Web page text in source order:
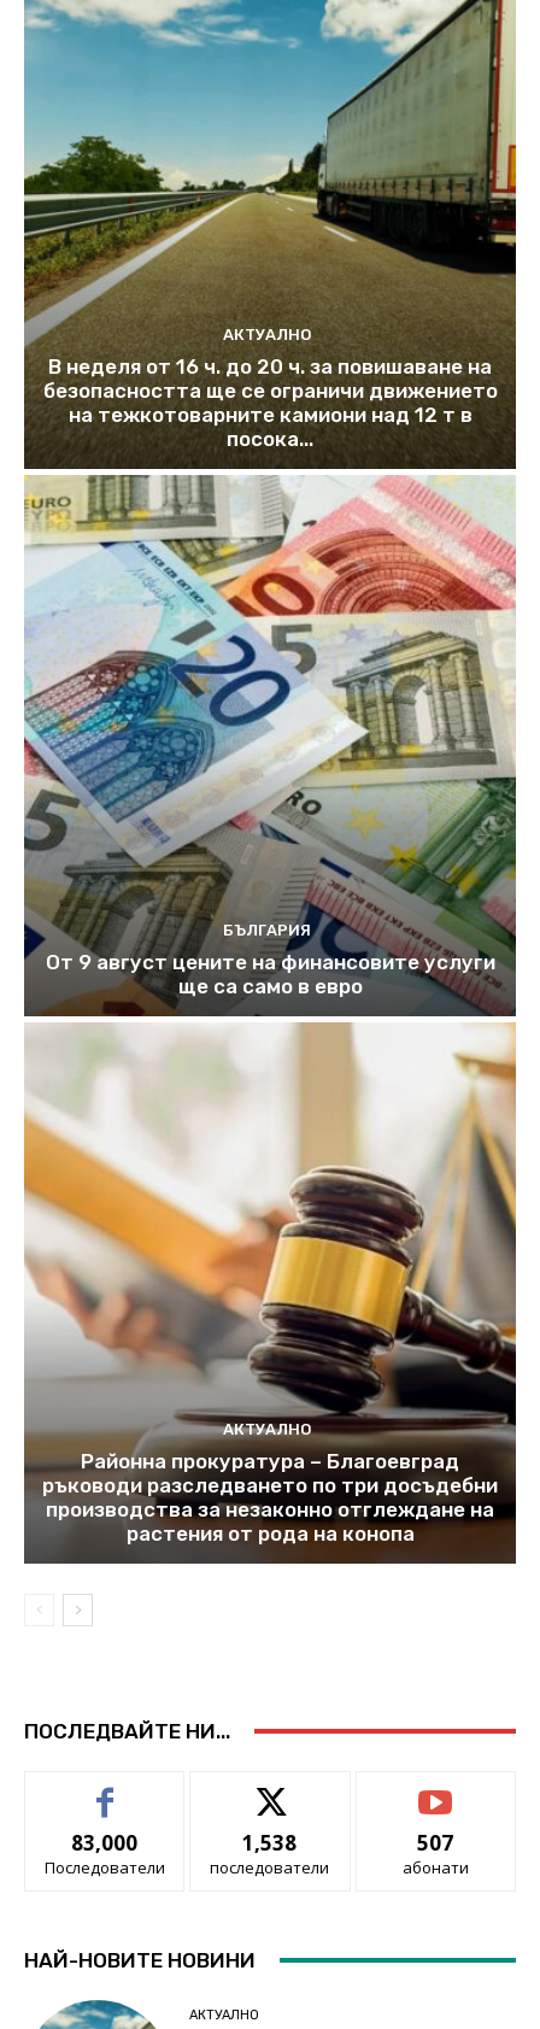
АКТУАЛНО
В неделя от 16 ч. до 20 ч. за повишаване на
безопасността ще се ограничи движението
на тежкотоварните камиони над 12 т в
посока...
БЪЛГАРИЯ
От 9 август цените на финансовите услуги
ще са само в евро
АКТУАЛНО
Районна прокуратура – Благоевград
ръководи разследването по три досъдебни
производства за незаконно отглеждане на
растения от рода на конопа
ПОСЛЕДВАЙТЕ НИ...
83,000
Последователи
1,538
последователи
507
абонати
НАЙ-НОВИТЕ НОВИНИ
АКТУАЛНО